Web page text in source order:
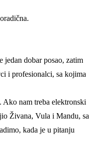
dobar posao, zatim
i profesionalci, sa kojima
Ako nam treba elektronski
Živana, Vula i Mandu, sa
kada je u pitanju